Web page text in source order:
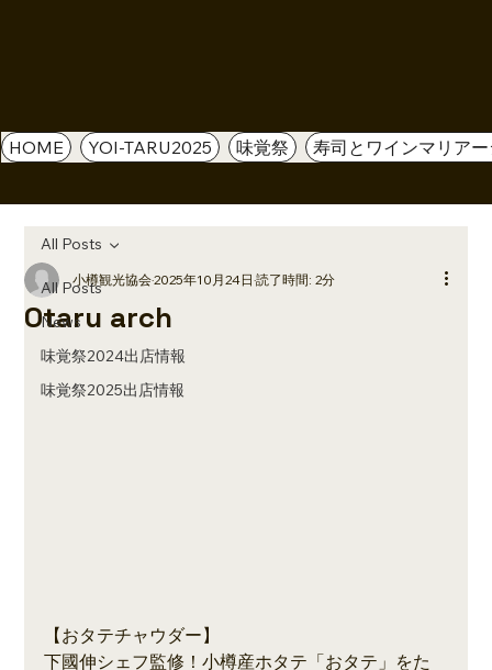
HOME YOI-TARU2025 味覚祭 寿司とワインマリア
All Posts
News
味覚祭2024出店情報
味覚祭2025出店情報
All Posts
Otaru arch
小樽観光協会2025年10月24日読了時間: 2分
【おタテチャウダー】
下國伸シェフ監修！小樽産ホタテ「おタテ」をた